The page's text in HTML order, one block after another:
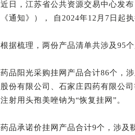
近日，江苏省公共资源交易中心发
《通知》）， 自2024年12月7日起执
根据梳理，两份产品清单共涉及95个
药品阳光采购挂网产品合计86个，
股份有限公司、石家庄四药有限公
注射用头孢美唑钠为“恢复挂网”。
药品承诺价挂网产品合计9个，涉及